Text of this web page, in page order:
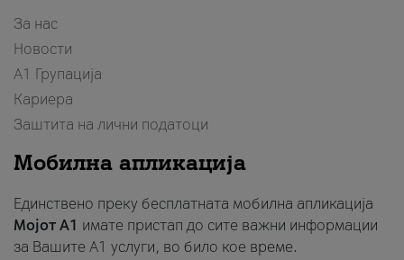
За нас
Новости
А1 Групација
Кариера
Заштита на лични податоци
Мобилна апликација
Единствено преку бесплатната мобилна апликација
Мојот A1 имате пристап до сите важни информации
за Вашите A1 услуги, во било кое време.